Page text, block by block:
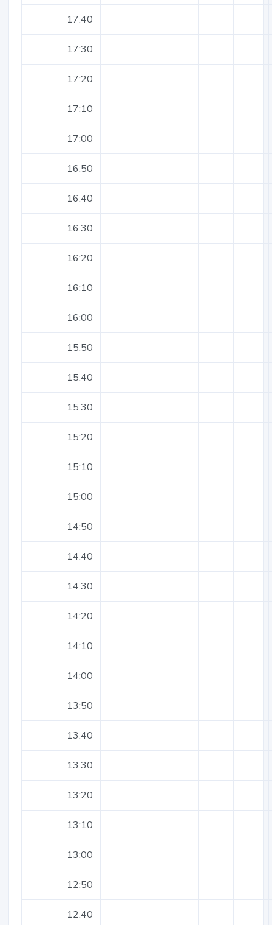
17:40
17:30
17:20
17:10
17:00
16:50
16:40
16:30
16:20
16:10
16:00
15:50
15:40
15:30
15:20
15:10
15:00
14:50
14:40
14:30
14:20
14:10
14:00
13:50
13:40
13:30
13:20
13:10
13:00
12:50
12:40